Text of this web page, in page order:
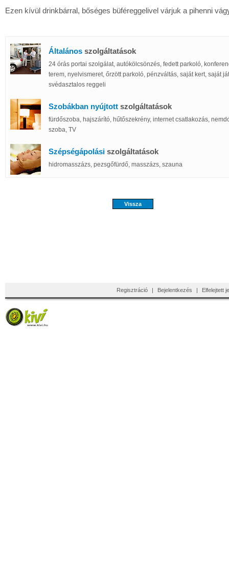
Ezen kívül drinkbárral, bőséges büféreggelivel várjuk a pihenni
Általános szolgáltatások
24 órás portai szolgálat, autókölcsönzés, fedett parkoló,
terem, nyelvismeret, őrzött parkoló, pénzváltás, saját kert, saját
svédasztalos reggeli
Szobákban nyújtott szolgáltatások
fürdőszoba, hajszárító, hűtőszekrény, internet csatlakozás,
szoba, TV
Szépségápolási szolgáltatások
hidromasszázs, pezsgőfürdő, masszázs, szauna
Regisztráció | Bejelentkezés | Elfelejtett